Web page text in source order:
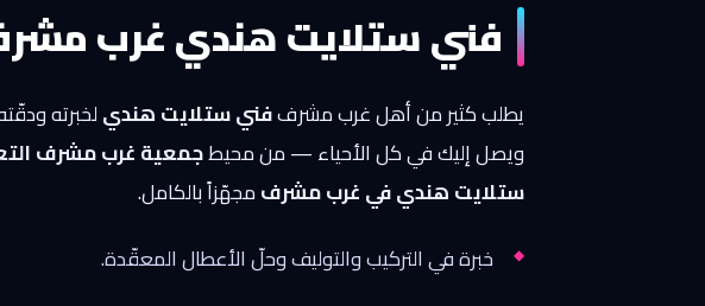
فني ستلايت هندي غرب
يطلب كثير من أهل غرب مشرففني ستلايت هنديلخبرته
ويصل إليك في كل الأحياء — من محيطجمعية غرب مشرف
ستلايت هندي في غرب مشرفمجهّزاً بالكامل.
خبرة في التركيب والتوليف وحلّ الأعطال المعقّدة.